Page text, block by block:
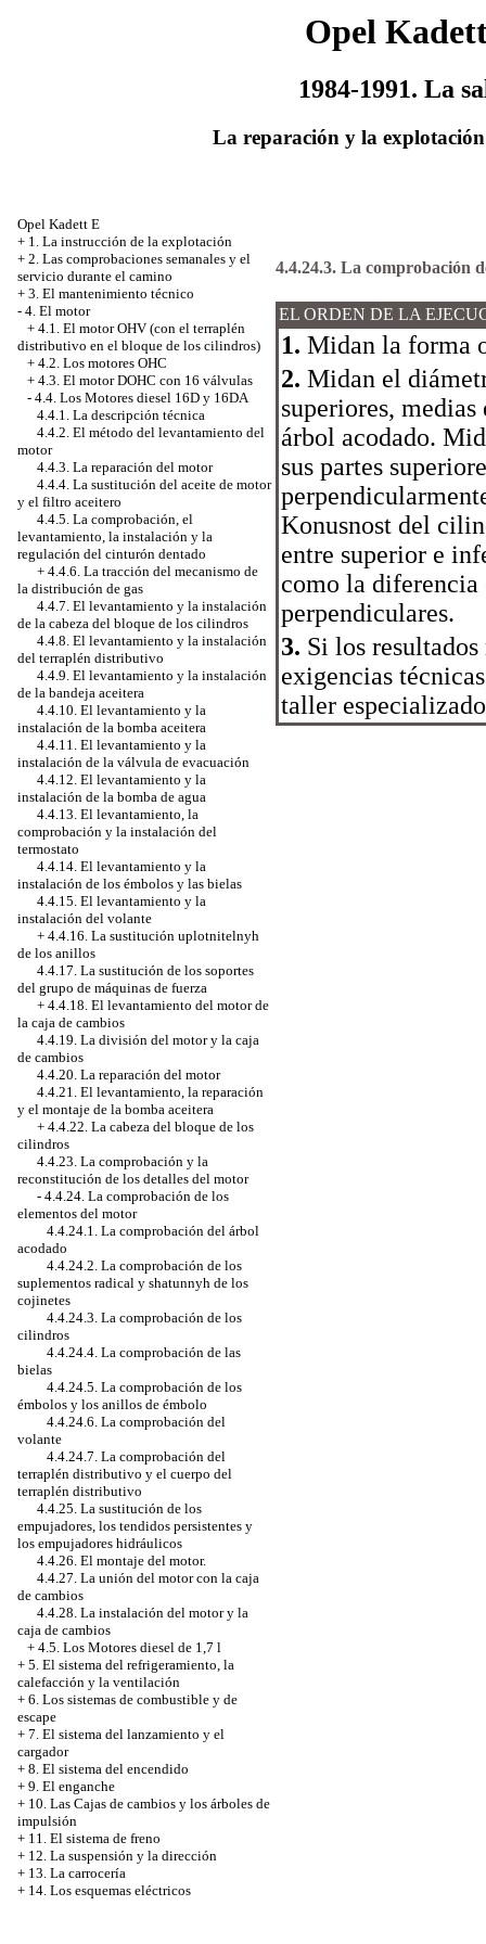
Opel
1984-1991. La
La reparación y la
Opel Kadett E
+ 1. La instrucción de la explotación
+ 2. Las comprobaciones semanales y el
servicio durante el camino
+ 3. El mantenimiento técnico
- 4. El motor
+ 4.1. El motor OHV (con el terraplén
distributivo en el bloque de los cilindros)
+ 4.2. Los motores OHC
+ 4.3. El motor DOHC con 16 válvulas
- 4.4. Los Motores diesel 16D y 16DА
4.4.1. La descripción técnica
4.4.2. El método del levantamiento del
motor
4.4.3. La reparación del motor
4.4.4. La sustitución del aceite de motor
y el filtro aceitero
4.4.5. La comprobación, el
levantamiento, la instalación y la
regulación del cinturón dentado
+ 4.4.6. La tracción del mecanismo de
la distribución de gas
4.4.7. El levantamiento y la instalación
de la cabeza del bloque de los cilindros
4.4.8. El levantamiento y la instalación
del terraplén distributivo
4.4.9. El levantamiento y la instalación
de la bandeja aceitera
4.4.10. El levantamiento y la
instalación de la bomba aceitera
4.4.11. El levantamiento y la
instalación de la válvula de evacuación
4.4.12. El levantamiento y la
instalación de la bomba de agua
4.4.13. El levantamiento, la
comprobación y la instalación del
termostato
4.4.14. El levantamiento y la
instalación de los émbolos y las bielas
4.4.15. El levantamiento y la
instalación del volante
+ 4.4.16. La sustitución uplotnitelnyh
de los anillos
4.4.17. La sustitución de los soportes
del grupo de máquinas de fuerza
+ 4.4.18. El levantamiento del motor de
la caja de cambios
4.4.19. La división del motor y la caja
de cambios
4.4.20. La reparación del motor
4.4.21. El levantamiento, la reparación
y el montaje de la bomba aceitera
+ 4.4.22. La cabeza del bloque de los
cilindros
4.4.23. La comprobación y la
reconstitución de los detalles del motor
- 4.4.24. La comprobación de los
elementos del motor
4.4.24.1. La comprobación del árbol
acodado
4.4.24.2. La comprobación de los
suplementos radical y shatunnyh de los
cojinetes
4.4.24.3. La comprobación de los
cilindros
4.4.24.4. La comprobación de las
bielas
4.4.24.5. La comprobación de los
émbolos y los anillos de émbolo
4.4.24.6. La comprobación del
volante
4.4.24.7. La comprobación del
terraplén distributivo y el cuerpo del
terraplén distributivo
4.4.25. La sustitución de los
empujadores, los tendidos persistentes y
los empujadores hidráulicos
4.4.26. El montaje del motor.
4.4.27. La unión del motor con la caja
de cambios
4.4.28. La instalación del motor y la
caja de cambios
+ 4.5. Los Motores diesel de 1,7 l
+ 5. El sistema del refrigeramiento, la
calefacción y la ventilación
+ 6. Los sistemas de combustible y de
escape
+ 7. El sistema del lanzamiento y el
cargador
+ 8. El sistema del encendido
+ 9. El enganche
+ 10. Las Cajas de cambios y los árboles de
impulsión
+ 11. El sistema de freno
+ 12. La suspensión y la dirección
+ 13. La carrocería
+ 14. Los esquemas eléctricos
4.4.24.3. La comprobación
EL ORDEN DE LA
1. Midan la forma
2. Midan el
superiores,
árbol acodado.
sus partes
Konusnost del
entre superior e
como la diferencia
perpendiculares.
3. Si los
exigencias
taller